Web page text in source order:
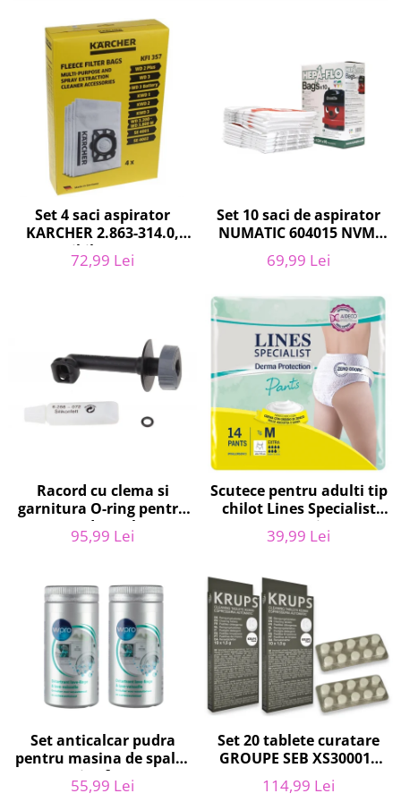
Decoratiuni
Gradinarit
Hobby-uri creative
Iluminat & Electrice
Jaluzele
Kit-uri automatizari porti si usi
Mobila dormitor
Mobila gradina & terasa
Mobila Living & Dining
Organizare si depozitare
Silicon, spume si solutii tehnice
Sisteme Incalzire
Textile si covoare
Uscatoare rufe
Accesorii tablete
Laptopuri si Accesorii
Telefoane Mobile & accesorii
Electrocasnice & Climatizare
Accesorii si piese masini spalat
rufe si uscatoare
Accesorii si piese masini spalat
Aparate Frigorifice
Aragaze si cuptoare cu microunde
Climatizare & sisteme de incalzire
Electrocasnice pentru Bucatarie
Set 4 saci aspirator
KARCHER 2.863-314.0,
compatibil cu WD, KWD,
SE
72,99 Lei
Set 10 saci de aspirator
NUMATIC 604015 NVM-
1CH, 9L
69,99 Lei
Racord cu clema si
garnitura O-ring pentru
aparat de spalat cu
presiune, KARCHER
95,99 Lei
Scutece pentru adulti tip
chilot Lines Specialist
Derma Protection Extra,
7 picaturi, marimea M,
39,99 Lei
Set anticalcar pudra
pentru masina de spalat
vase si rufe, WPRO
484000008416, 2 x 250g
55,99 Lei
Set 20 tablete curatare
GROUPE SEB XS300010
pentru espressoare
Krups (2x10 tablete)
114,99 Lei